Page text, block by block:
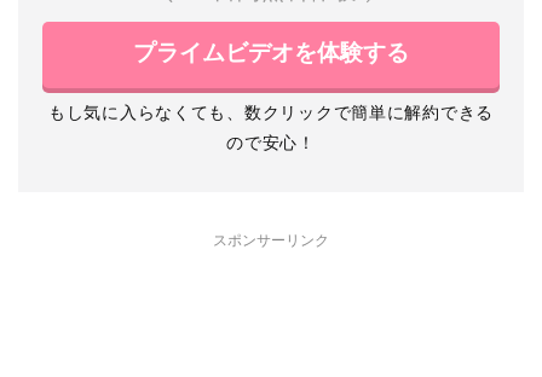
プライムビデオを体験する
もし気に入らなくても、数クリックで簡単に解約できる
ので安心！
スポンサーリンク